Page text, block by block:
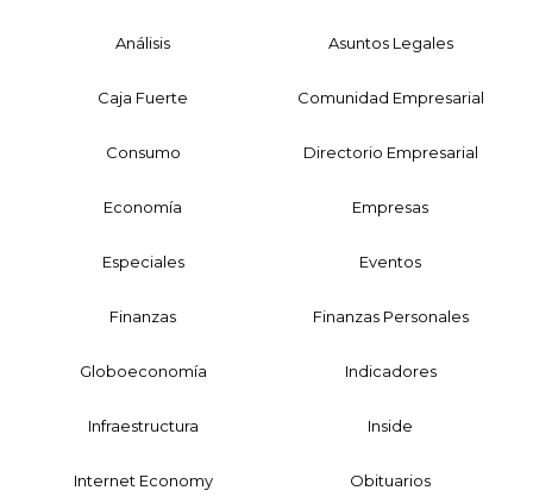
Análisis Asuntos Legales
Caja Fuerte Comunidad Empresarial
Consumo Directorio Empresarial
Economía Empresas
Especiales Eventos
Finanzas Finanzas Personales
Globoeconomía Indicadores
Infraestructura Inside
Internet Economy Obituarios